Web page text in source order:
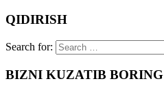
QIDIRISH
Search for:
BIZNI KUZATIB BORING